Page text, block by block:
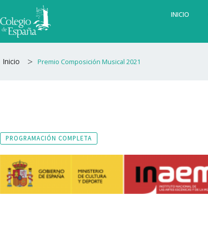
al
contenido
INICIO
Inicio > Premio Composición Musical 2021
PROGRAMACIÓN COMPLETA